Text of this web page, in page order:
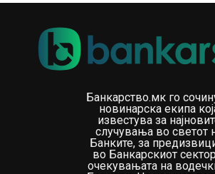
Банкарство.мк го
новинарска екипа
известува за
случувања во светот
Банките, за
во Банкарскиот
очекувањата на